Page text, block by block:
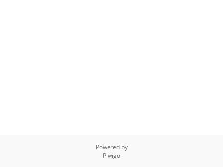
Powered by
Piwigo